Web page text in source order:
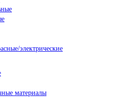
электрические
материалы